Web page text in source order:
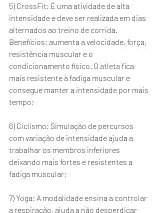
5) CrossFit: É uma atividade de alta
intensidade e deve ser realizada em dias
alternados ao treino de corrida.
Benefícios: aumenta a velocidade, força,
resistência muscular e o
condicionamento físico. O atleta fica
mais resistente à fadiga muscular e
consegue manter a intensidade por mais
tempo;
6) Ciclismo: Simulação de percursos
com variação de intensidade ajuda a
trabalhar os membros inferiores
deixando mais fortes e resistentes a
fadiga muscular;
7) Yoga: A modalidade ensina a controlar
a respiração, ajuda a não desperdiçar